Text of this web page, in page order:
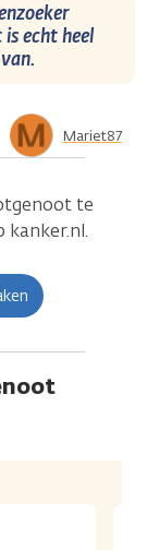
echt heel
Mariet87
te
kanker.nl.